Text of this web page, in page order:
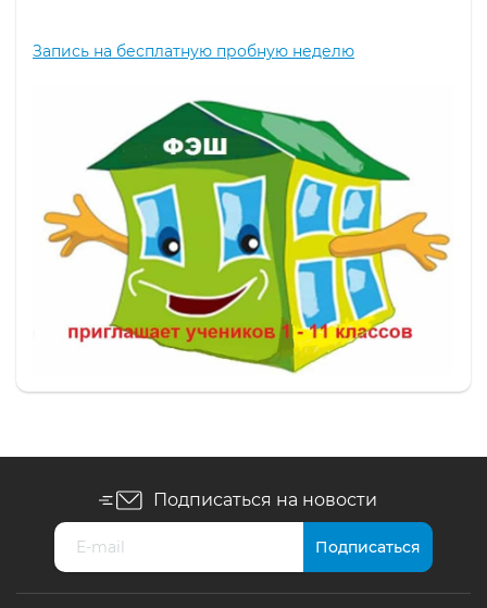
Запись на бесплатную пробную неделю
Подписаться на новости